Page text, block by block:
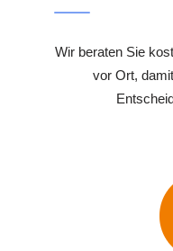
Wir beraten Sie
vor Ort,